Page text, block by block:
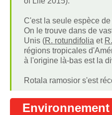
C'est la seule espèce
On le trouve dans de
Unis (R. rotundifolia et
régions tropicales
à l'origine là-bas est la
Rotala ramosior s'est
Environnement